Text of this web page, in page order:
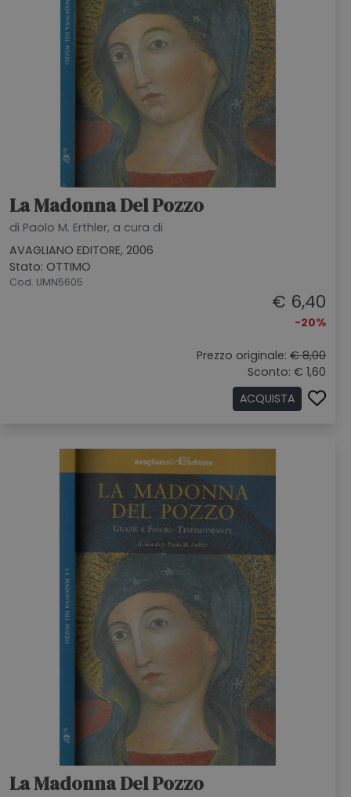
La Madonna Del Pozzo
di Paolo M. Erthler, a cura di
AVAGLIANO EDITORE, 2006
Stato: OTTIMO
Cod. UMN5605
€ 6,40
-20%
Prezzo originale: € 8,00
Sconto: € 1,60
ACQUISTA
La Madonna Del Pozzo